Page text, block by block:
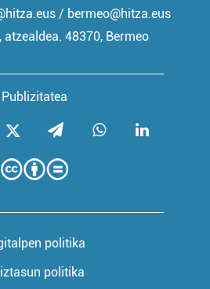
Publizitatea
/ bermeo@hitza.eus
atzealdea. 48370, Bermeo
politika
politika